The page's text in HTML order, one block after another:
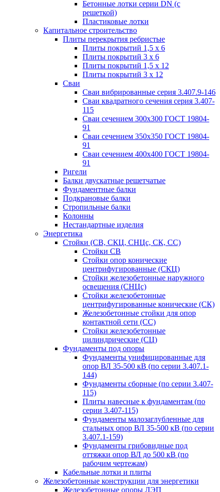
Бетонные лотки серии DN (с
решеткой)
Пластиковые лотки
Капитальное строительство
Плиты перекрытия ребристые
Плиты покрытий 1,5 x 6
Плиты покрытий 3 x 6
Плиты покрытий 1,5 x 12
Плиты покрытий 3 x 12
Сваи
Сваи вибрированные серия 3.407.9-146
Сваи квадратного сечения серия 3.407-
115
Сваи сечением 300х300 ГОСТ 19804-
91
Сваи сечением 350х350 ГОСТ 19804-
91
Сваи сечением 400х400 ГОСТ 19804-
91
Ригели
Балки двускатные решетчатые
Фундаментные балки
Подкрановые балки
Стропильные балки
Колонны
Нестандартные изделия
Энергетика
Стойки (СВ, СКЦ, СНЦс, СК, СС)
Стойки СВ
Стойки опор конические
центрифугированные (СКЦ)
Стойки железобетонные наружного
освещения (СНЦс)
Стойки железобетонные
центрифугированные конические (СК)
Железобетонные стойки для опор
контактной сети (СС)
Стойки железобетонные
цилиндрические (СЦ)
Фундаменты под опоры
Фундаменты унифицированные для
опор ВЛ 35-500 кВ (по серии 3.407.1-
144)
Фундаменты сборные (по серии 3.407-
115)
Плиты навесные к фундаментам (по
серии 3.407-115)
Фундаменты малозаглубленные для
стальных опор ВЛ 35-500 кВ (по серии
3.407.1-159)
Фундаменты грибовидные под
оттяжки опор ВЛ до 500 кВ (по
рабочим чертежам)
Кабельные лотки и плиты
Железобетонные конструкции для энергетики
Железобетонные опоры ЛЭП